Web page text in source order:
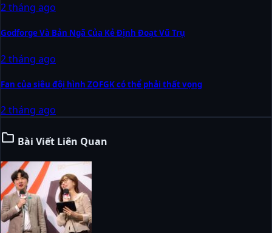
2 tháng ago
Godforge Và Bản Ngã Của Kẻ Định Đoạt Vũ Trụ
2 tháng ago
Fan của siêu đội hình ZOFGK có thể phải thất vọng
2 tháng ago
folder Bài Viết Liên Quan